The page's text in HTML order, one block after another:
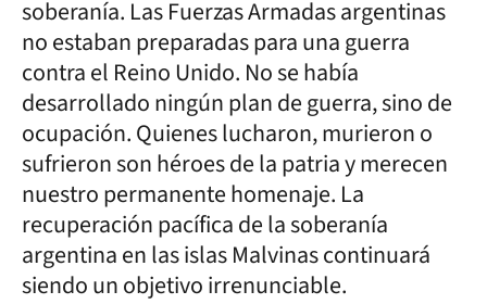
soberanía. Las Fuerzas Armadas argentinas
no estaban preparadas para una guerra
contra el Reino Unido. No se había
desarrollado ningún plan de guerra, sino de
ocupación. Quienes lucharon, murieron o
sufrieron son héroes de la patria y merecen
nuestro permanente homenaje. La
recuperación pacífica de la soberanía
argentina en las islas Malvinas continuará
siendo un objetivo irrenunciable.